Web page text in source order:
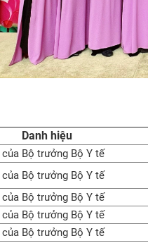
Danh hiệu
của Bộ trưởng Bộ Y tế
của Bộ trưởng Bộ Y tế
của Bộ trưởng Bộ Y tế
của Bộ trưởng Bộ Y tế
của Bộ trưởng Bộ Y tế